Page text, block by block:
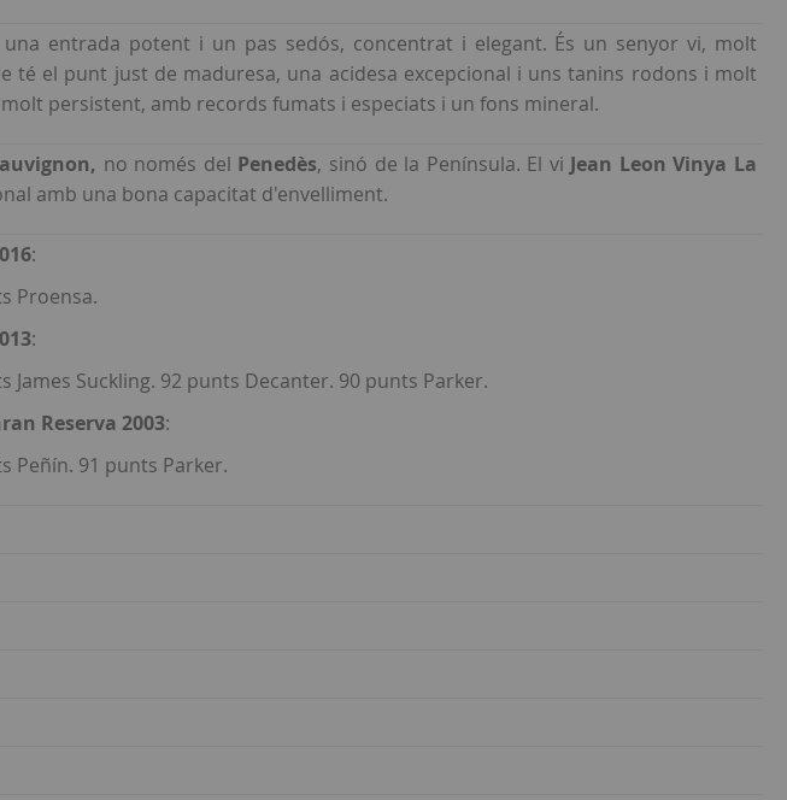
entrada potent i un pas sedós, concentrat i elegant. És un senyor vi, molt
té el punt just de maduresa, una acidesa excepcional i uns tanins rodons i molt
persistent, amb records fumats i especiats i un fons mineral.
no només del Penedès, sinó de la Península. El vi Jean Leon Vinya La
amb una bona capacitat d'envelliment.
:
Proensa.
:
James Suckling. 92 punts Decanter. 90 punts Parker.
Reserva 2003:
Peñín. 91 punts Parker.